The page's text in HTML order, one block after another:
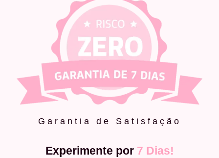
Garantia de Satisfação
Experimente por 7 Dias!